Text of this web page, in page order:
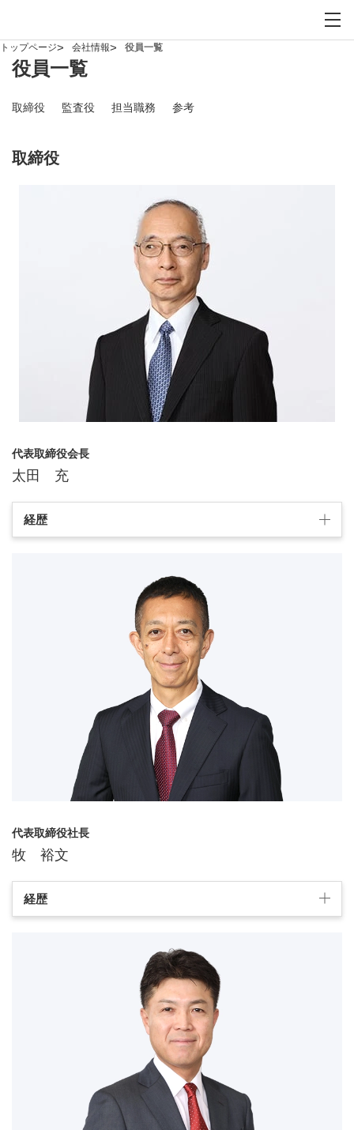
トップページ 会社情報 役員一覧
役員一覧
取締役 監査役 担当職務 参考
取締役
代表取締役会長
太田 充
経歴
代表取締役社長
牧 裕文
経歴